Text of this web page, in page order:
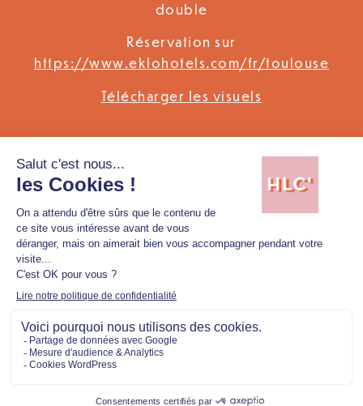
double
Réservation sur
https://www.eklohotels.com/fr/toulouse
Télécharger les visuels
INFORMATIONS PRATIQUES
Pour connaître les dernières actualités de
Mentions légales
Copyright © 2026 Hellolacom'